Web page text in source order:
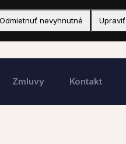
Zmluvy Kontakt
Odmietnuť nevyhnutné Upraviť